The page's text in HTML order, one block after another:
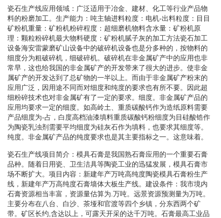
瓷石生产线应用领域：广泛适用于冶金、建材、化工等行业产品物
料的粉磨加工。生产能力：吨主轴进料粒度：电机-出料粒度：目目
矿粉机重量：矿粉机粉碎程度：超细磨机物料含水量：矿粉机原
理：颗粒粉碎机最大物料硬度：矿粉机腻子灰的加工方法瓷石加工
设备海安雷蒙磨矿山设备中的破碎机设备也是分多种的，按物料的
细度分为粗破碎机，细破碎机。破碎机在非金属矿产中的应用也非
常早，这也给我国的非金属矿产的开发带来了很大的进步。使非金
属矿产的开发达到了总矿物的一半以上。而由于非金属矿产粉末的
应用广泛，因用途不同而对细度和纯度的要求也有所不要。因此超
细粉碎技术也对非金属矿有了一定的要求。细度。非金属矿产品的
应用均要求一定的细度。如高岭土、重质碳酸钙作为造纸原料需要
产品细度为-占，白度高档油漆填料重质碳酸钙粉细度为目硅酸锆作
为陶瓷乳浊剂需要平均细度为硅灰石作为填料，也要求其细度等。
纯度。非金属矿产品的纯度要求也是其主要指标之一。这意味着。
瓷石生产线项目简介：模具石膏是我国熟石膏应用的一个重要石膏
品种。随着日用瓷、卫生洁具等陶瓷工业的迅猛发展，模具石膏市
场不断扩大。项目内容：新建年产万吨高纯度陶瓷模具石膏粉生产
线，新建年产万高纯度石膏墙体大板生产线。建设条件：我市境内
石膏资源相当丰富，资源量估算为.万吨。远景资源预测量为万吨。
主要分布在八台、白沙、茶垭和官渡等四个乡镇，分东西两个矿
带。矿区长约,含达以上，可露天开采的达千万吨。石膏最高工业品